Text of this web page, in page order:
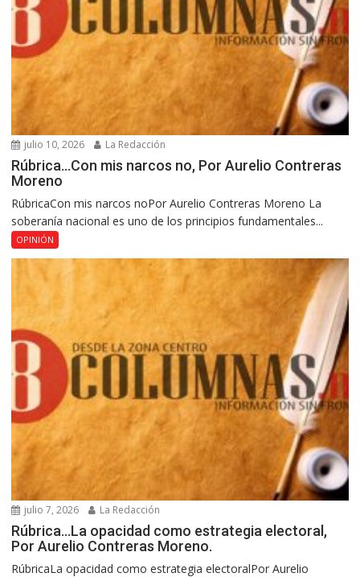
julio 10, 2026 La Redacción
Rúbrica…Con mis narcos no, Por Aurelio Contreras
Moreno
RúbricaCon mis narcos noPor Aurelio Contreras Moreno La
soberanía nacional es uno de los principios fundamentales...
OPINIÓN
julio 7, 2026 La Redacción
Rúbrica…La opacidad como estrategia electoral,
Por Aurelio Contreras Moreno.
RúbricaLa opacidad como estrategia electoralPor Aurelio